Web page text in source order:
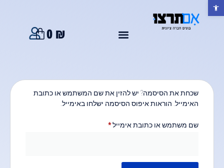
פתח סרגל נגישות
0 ₪
שכחת את הסיסמה? יש להזין את שם המשתמש או כתובת
האימייל. הוראות איפוס הסיסמה ישלחו באימייל.
שם משתמש או כתובת אימייל*